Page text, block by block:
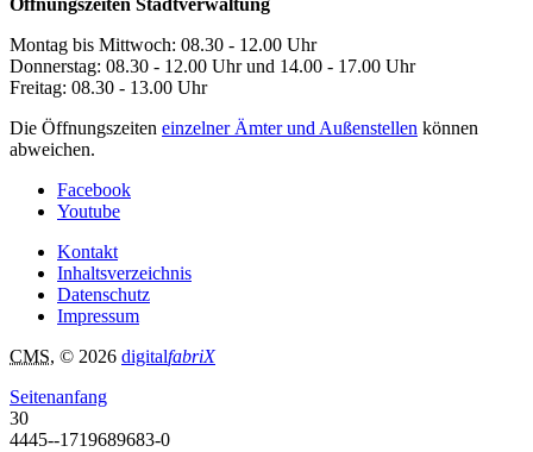
Öffnungszeiten Stadtverwaltung
Montag bis Mittwoch: 08.30 - 12.00 Uhr
Donnerstag: 08.30 - 12.00 Uhr und 14.00 - 17.00 Uhr
Freitag: 08.30 - 13.00 Uhr
Die Öffnungszeiten einzelner Ämter und Außenstellen können
abweichen.
Facebook
Youtube
Kontakt
Inhaltsverzeichnis
Datenschutz
Impressum
CMS, © 2026 digitalfabriX
Seitenanfang
30
4445--1719689683-0